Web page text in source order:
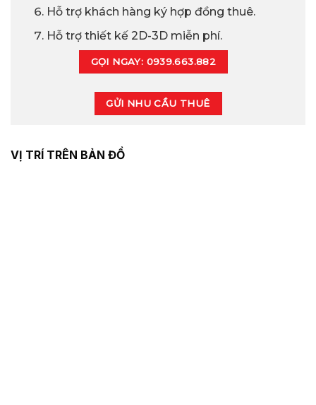
Hỗ trợ khách hàng ký hợp đồng thuê.
Hỗ trợ thiết kế 2D-3D miễn phí.
GỌI NGAY: 0939.663.882
GỬI NHU CẦU THUÊ
VỊ TRÍ TRÊN BẢN ĐỒ